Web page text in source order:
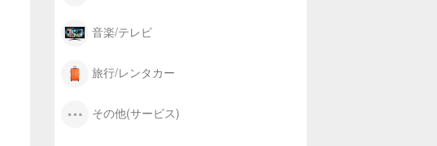
音楽/テレビ
旅行/レンタカー
その他(サービス)